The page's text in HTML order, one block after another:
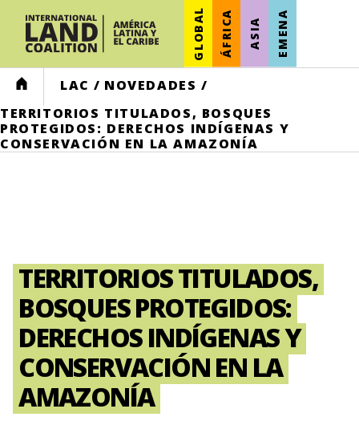
GLOBAL ÁFRICA ASIA EMENA
HOME LAC / NOVEDADES /
TERRITORIOS TITULADOS, BOSQUES
PROTEGIDOS: DERECHOS INDÍGENAS Y
CONSERVACIÓN EN LA AMAZONÍA
TERRITORIOS TITULADOS,
BOSQUES PROTEGIDOS:
DERECHOS INDÍGENAS Y
CONSERVACIÓN EN LA
AMAZONÍA